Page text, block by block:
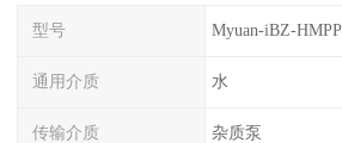
型号 Myuan-iBZ-HMPP
通用介质 水
传输介质 杂质泵